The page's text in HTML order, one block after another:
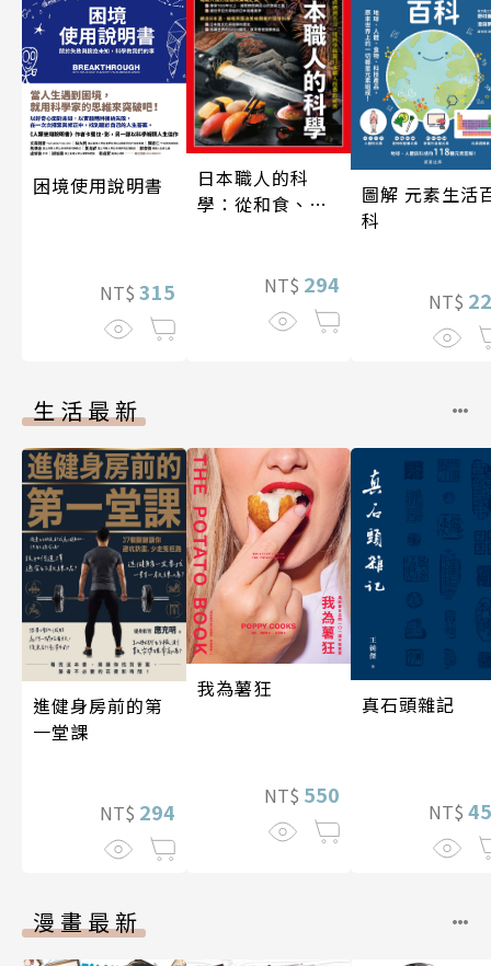
困境使用說明書
NT$ 315
日本職人的科
學：從和食、清
技藝的祕密 人人
伽利略45
NT$ 294
圖解 元素生活
科
NT$
生活最新
進健身房前的第
一堂課
NT$ 294
我為薯狂
NT$ 550
真石頭雜記
NT$
漫畫最新